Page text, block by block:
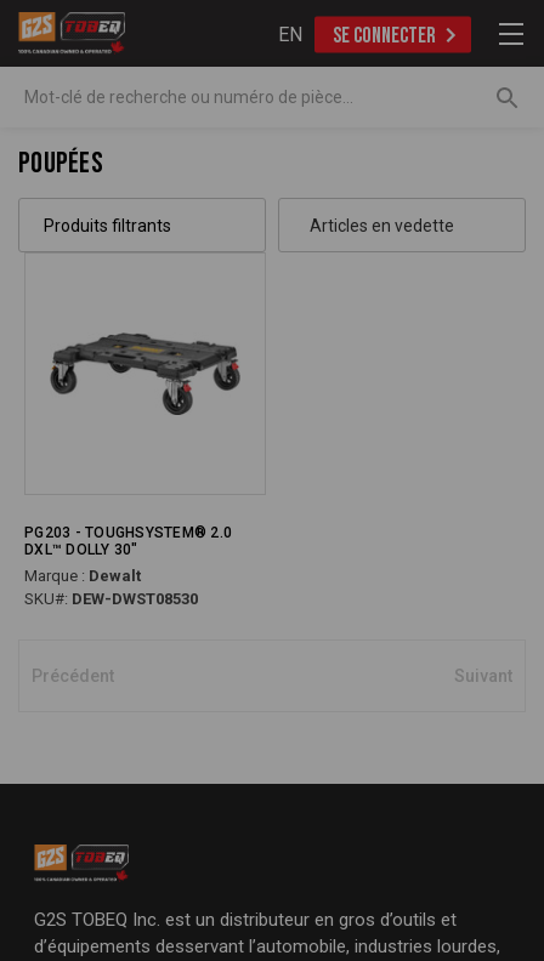
EN SE CONNECTER
Poupées
Produits filtrants
PG203 - TOUGHSYSTEM® 2.0
DXL™ DOLLY 30"
Marque : Dewalt
SKU#: DEW-DWST08530
Précédent Suivant
G2S TOBEQ Inc. est un distributeur en gros d’outils et
d’équipements desservant l’automobile, industries lourdes,